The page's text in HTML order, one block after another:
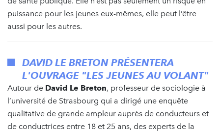
puissance pour les jeunes eux-mêmes, elle peut l’être
aussi pour les autres.
DAVID LE BRETON PRÉSENTERA
L'OUVRAGE "LES JEUNES AU VOLANT"
Autour de David Le Breton, professeur de sociologie à
l’université de Strasbourg qui a dirigé une enquête
qualitative de grande ampleur auprès de conducteurs et
de conductrices entre 18 et 25 ans, des experts de la